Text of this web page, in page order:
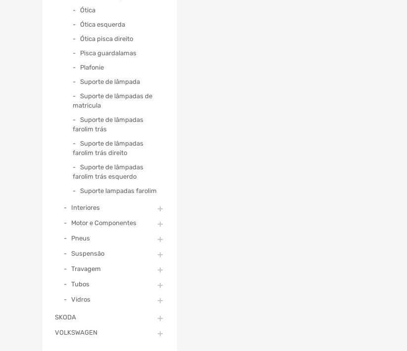
Ótica
Ótica esquerda
Ótica pisca direito
Pisca guardalamas
Plafonie
Suporte de lâmpada
Suporte de lâmpadas de
matricula
Suporte de lâmpadas
farolim trás
Suporte de lâmpadas
farolim trás direito
Suporte de lâmpadas
farolim trás esquerdo
Suporte lampadas farolim
Interiores
Motor e Componentes
Pneus
Suspensão
Travagem
Tubos
Vidros
SKODA
VOLKSWAGEN